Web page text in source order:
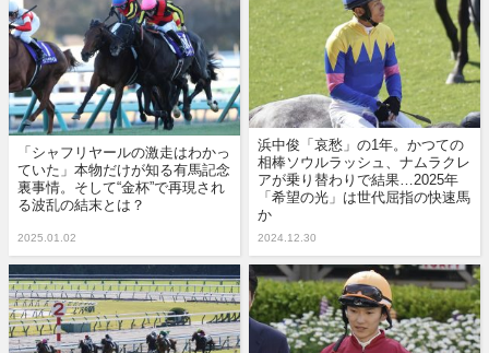
「シャフリヤールの激走はわかっ
ていた」本物だけが知る有馬記念
裏事情。そして“金杯”で再現され
る波乱の結末とは？
2025.01.02
浜中俊「哀愁」の1年。かつての
相棒ソウルラッシュ、ナムラクレ
アが乗り替わりで結果…2025年
「希望の光」は世代屈指の快速馬
か
2024.12.30